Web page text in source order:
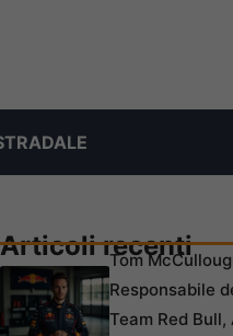
Articoli recenti
Tom
Responsabile
Team Red Bull,